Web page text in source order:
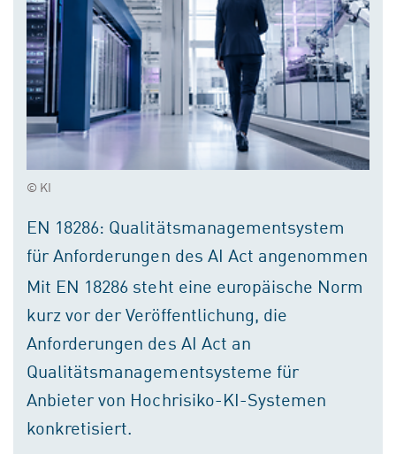
© KI
EN 18286: Qualitätsmanagementsystem
für Anforderungen des AI Act angenommen
Mit EN 18286 steht eine europäische Norm
kurz vor der Veröffentlichung, die
Anforderungen des AI Act an
Qualitätsmanagementsysteme für
Anbieter von Hochrisiko-KI-Systemen
konkretisiert.